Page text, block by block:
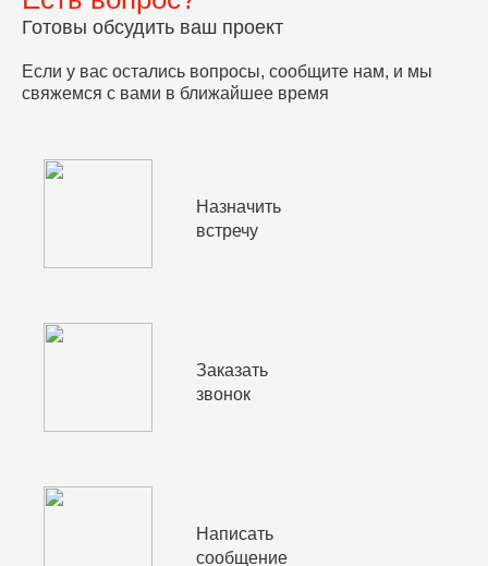
Готовы обсудить ваш проект
Если у вас остались вопросы, сообщите нам, и мы
свяжемся с вами в ближайшее время
Назначить
встречу
Заказать
звонок
Написать
сообщение